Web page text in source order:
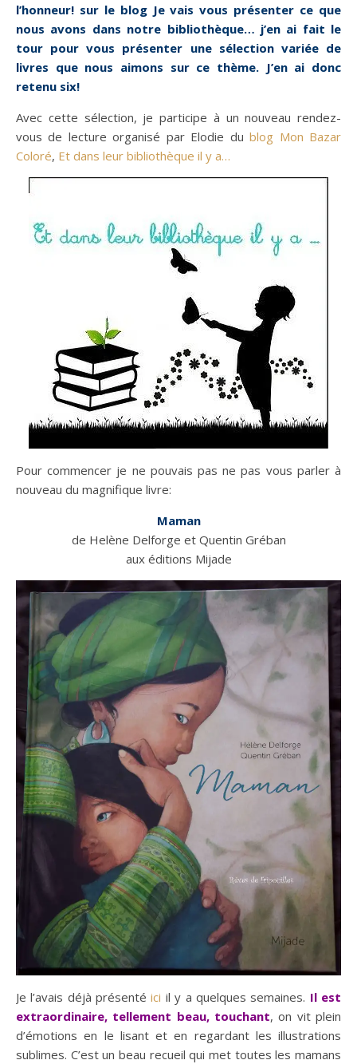
l’honneur! sur le blog Je vais vous présenter ce que
nous avons dans notre bibliothèque… j’en ai fait le
tour pour vous présenter une sélection variée de
livres que nous aimons sur ce thème. J’en ai donc
retenu six!
Avec cette sélection, je participe à un nouveau rendez-
vous de lecture organisé par Elodie du blog Mon Bazar
Coloré, Et dans leur bibliothèque il y a…
Pour commencer je ne pouvais pas ne pas vous parler à
nouveau du magnifique livre:
Maman
de Helène Delforge et Quentin Gréban
aux éditions Mijade
Je l’avais déjà présentéici il y a quelques semaines. Il est
extraordinaire, tellement beau, touchant, on vit plein
d’émotions en le lisant et en regardant les illustrations
sublimes. C’est un beau recueil qui met toutes les mamans